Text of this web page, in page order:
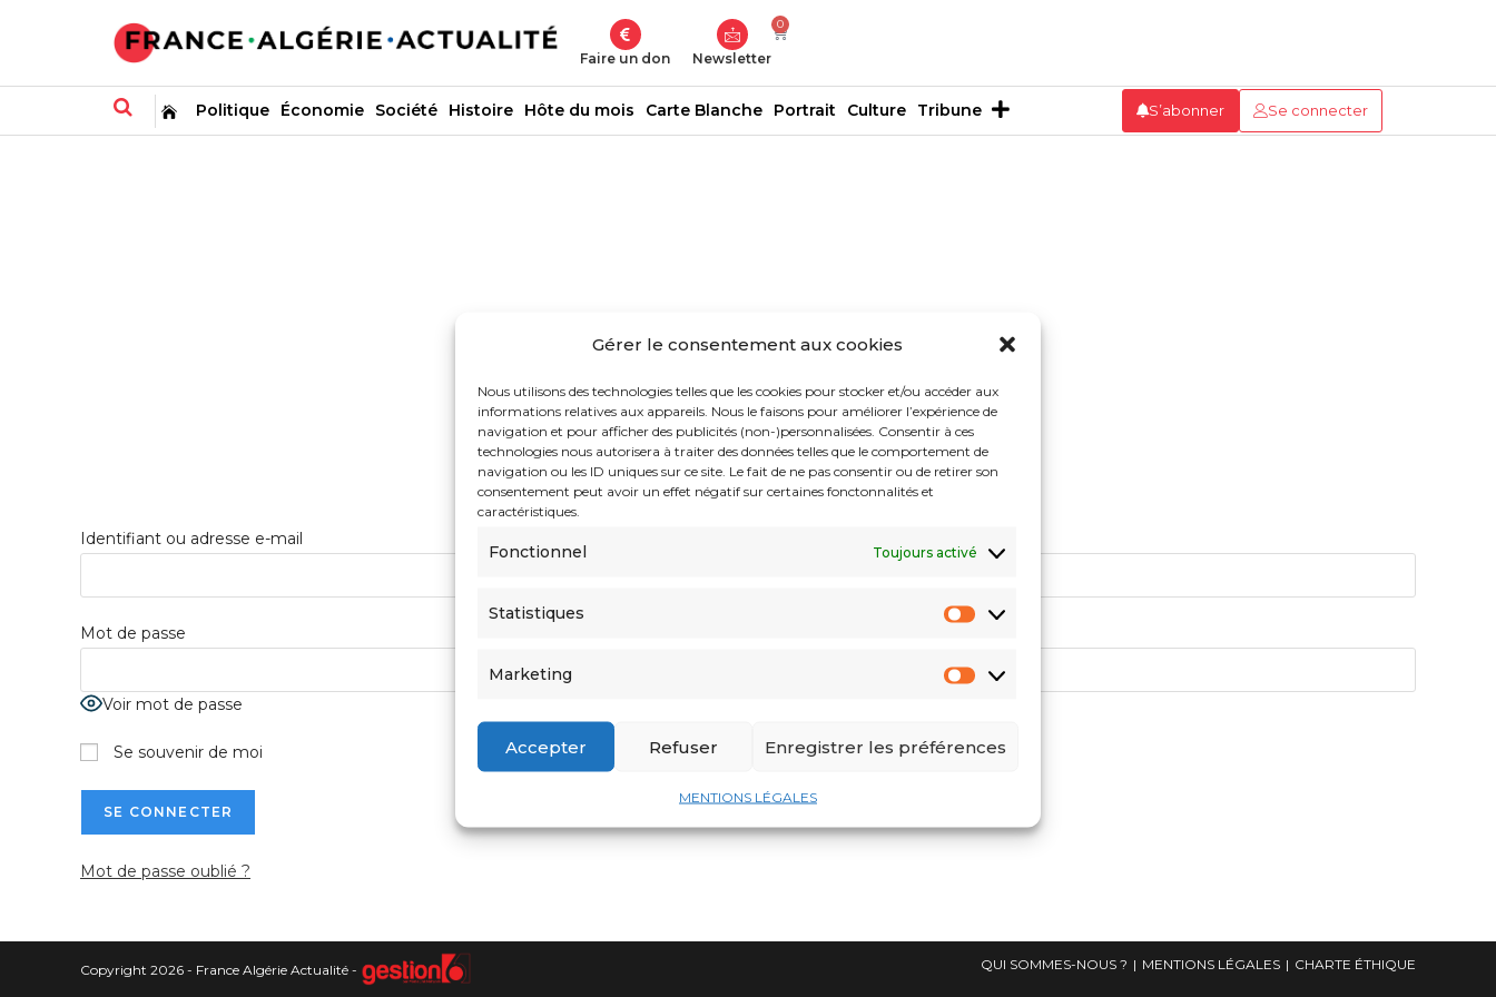
Gérer le consentement aux cookies
Nous utilisons des technologies telles que les cookies pour stocker et/ou accéder aux
informations relatives aux appareils. Nous le faisons pour améliorer l’expérience de
navigation et pour afficher des publicités (non-)personnalisées. Consentir à ces
technologies nous autorisera à traiter des données telles que le comportement de
navigation ou les ID uniques sur ce site. Le fait de ne pas consentir ou de retirer son
consentement peut avoir un effet négatif sur certaines fonctonnalités et
caractéristiques.
Fonctionnel Toujours activé
Statistiques
Marketing
Accepter Refuser Enregistrer les préférences
MENTIONS LÉGALES
Faire un don Newsletter
0
Politique Économie Société Histoire Hôte du mois Carte Blanche Portrait Culture Tribune S’abonner Se connecter
Identifiant ou adresse e-mail
Mot de passe
Voir mot de passe
Se souvenir de moi
Mot de passe oublié ?
QUI SOMMES-NOUS ? MENTIONS LÉGALES CHARTE ÉTHIQUE
Copyright 2026 - France Algérie Actualité -